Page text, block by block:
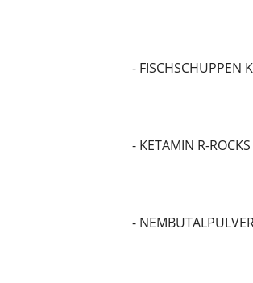
- FISCHSCHUPPEN
- KETAMIN R-ROCKS
-